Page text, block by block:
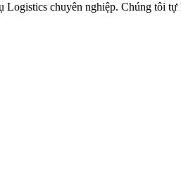
chuyên nghiệp. Chúng tôi